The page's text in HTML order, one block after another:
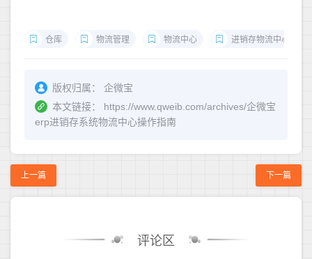
仓库 物流管理 物流中心 进销存物流中心
版权归属：
企微宝
本文链接：
https://www.qweib.com/archives/企微宝
erp进销存系统物流中心操作指南
上一篇 下一篇
评论区